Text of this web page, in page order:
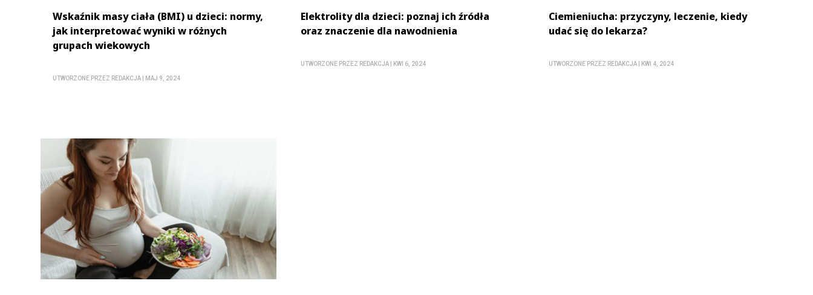
Wskaźnik masy ciała (BMI) u dzieci: normy,
jak interpretować wyniki w różnych
grupach wiekowych
UTWORZONE PRZEZ REDAKCJA MAJ 9, 2024
Elektrolity dla dzieci: poznaj ich źródła
oraz znaczenie dla nawodnienia
UTWORZONE PRZEZ REDAKCJA KWI 6, 2024
Ciemieniucha: przyczyny, leczenie, kiedy
udać się do lekarza?
UTWORZONE PRZEZ REDAKCJA| KWI 4, 2024